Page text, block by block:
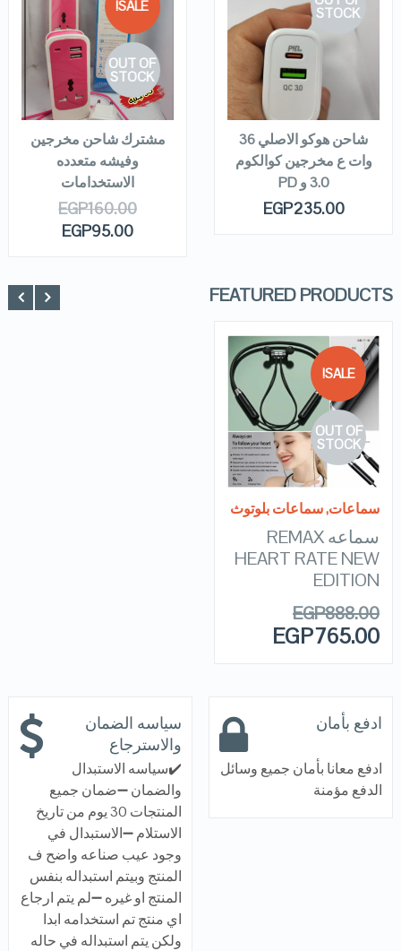
STOCK
QUICK LOOK
VIEW DETAILS
READ MORE
شاحن هوكو الاصلي 36
وات ع مخرجين كوالكوم
3.0 و PD
EGP235.00
SALE!
OUT OF
STOCK
QUICK LOOK
VIEW DETAILS
READ MORE
مشترك شاحن مخرجين
وفيشه متعدده
الاستخدامات
EGP160.00
EGP95.00
FEATURED PRODUCTS
SALE!
OUT OF
STOCK
QUICK LOOK
VIEW DETAILS
READ MORE
سماعات,سماعات بلوتوث
سماعه REMAX
HEART RATE NEW
EDITION
EGP888.00
EGP765.00
ادفع بأمان
ادفع معانا بأمان جميع وسائل
الدفع مؤمنة
سياسه الضمان
والاسترجاع
✔️سياسه الاستبدال
والضمان ➖ضمان جميع
المنتجات 30 يوم من تاريخ
الاستلام ➖الاستبدال في
وجود عيب صناعه واضح ف
المنتج وبيتم استبداله بنفس
المنتج او غيره ➖لم يتم ارجاع
اي منتج تم استخدامه ابدا
ولكن يتم استبداله في حاله